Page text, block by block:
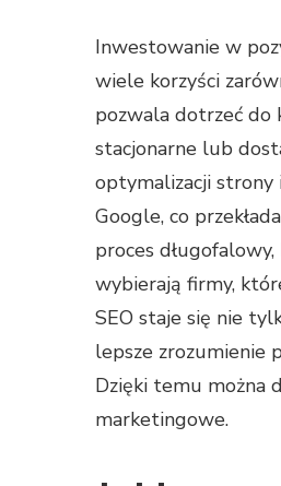
Inwestowanie w
wiele korzyści
pozwala dotrzeć do
stacjonarne lub
optymalizacji strony
Google, co
proces
wybierają firmy,
SEO staje się nie
lepsze zrozumienie
Dzięki temu można
marketingowe.